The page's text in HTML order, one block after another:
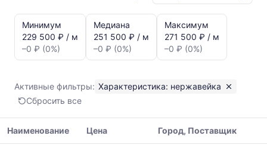
динамика
цен:
Полоса
Показаны
минимальная,
медианная
и
максимальная
Минимум
229 500 ₽ / м
–0 ₽ (0%)
Медиана
251 500 ₽ / м
–0 ₽ (0%)
Максимум
271 500 ₽ / м
–0 ₽ (0%)
Активные фильтры: Характеристика: нержавейка
Сбросить все
Наименование Цена Город, Поставщик